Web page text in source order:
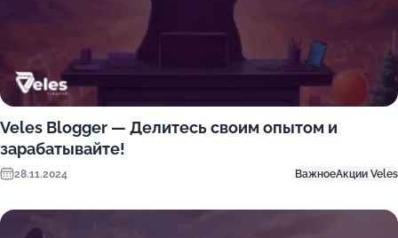
Veles Blogger — Делитесь своим опытом и
зарабатывайте!
28.11.2024 ВажноеАкции Veles